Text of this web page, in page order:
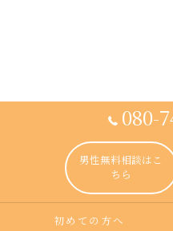
080-
男性無料相談はこ
ちら
初めての方へ